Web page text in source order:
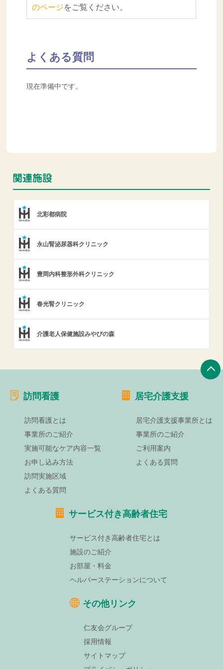
のページをご覧ください。
よくある質問
現在準備中です。
北彩都病院
永山腎泌尿器科クリニック
豊岡内科整形外科クリニック
春光腎クリニック
介護老人保健施設みやびの森
訪問看護
訪問看護とは
事業所のご紹介
実施可能なケア内容一覧
お申し込み方法
訪問実施区域
よくある質問
居宅介護支援
居宅介護支援事業所とは
事業所のご紹介
ご利用案内
よくある質問
サービス付き高齢者住宅
サービス付き高齢者住宅とは
施設のご紹介
お部屋・料金
ヘルパーステーションについて
その他リンク
仁友会グループ
採用情報
サイトマップ